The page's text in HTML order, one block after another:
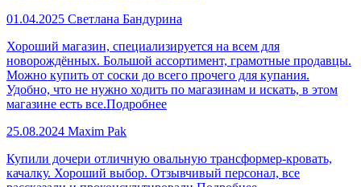
01.04.2025 Светлана Бандурина
Хороший магазин, специализируется на всем для
новорождённых. Большой ассортимент, грамотные продавцы.
Можно купить от соски до всего прочего для купания.
Удобно, что не нужно ходить по магазинам и искать, в этом
магазине есть все.Подробнее
25.08.2024 Maxim Pak
Купили дочери отличную овальную трансформер-кровать,
качалку. Хороший выбор. Отзывчивый персонал, все